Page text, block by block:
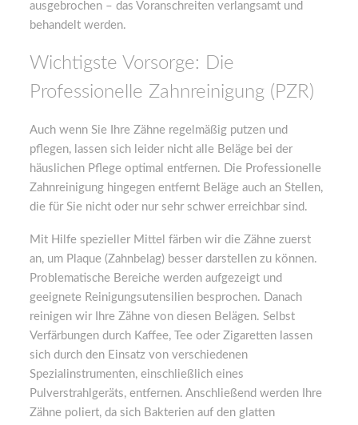
ausgebrochen – das Voranschreiten verlangsamt und
behandelt werden.
Wichtigste Vorsorge: Die
Professionelle Zahnreinigung (PZR)
Auch wenn Sie Ihre Zähne regelmäßig putzen und
pflegen, lassen sich leider nicht alle Beläge bei der
häuslichen Pflege optimal entfernen. Die Professionelle
Zahnreinigung hingegen entfernt Beläge auch an Stellen,
die für Sie nicht oder nur sehr schwer erreichbar sind.
Mit Hilfe spezieller Mittel färben wir die Zähne zuerst
an, um Plaque (Zahnbelag) besser darstellen zu können.
Problematische Bereiche werden aufgezeigt und
geeignete Reinigungsutensilien besprochen. Danach
reinigen wir Ihre Zähne von diesen Belägen. Selbst
Verfärbungen durch Kaffee, Tee oder Zigaretten lassen
sich durch den Einsatz von verschiedenen
Spezialinstrumenten, einschließlich eines
Pulverstrahlgeräts, entfernen. Anschließend werden Ihre
Zähne poliert, da sich Bakterien auf den glatten